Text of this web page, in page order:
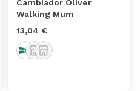
Cambiador Oliver
Walking Mum
13,04 €